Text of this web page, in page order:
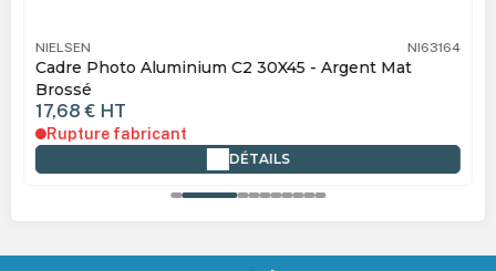
NIELSEN NI63164
Cadre Photo Aluminium C2 30X45 - Argent Mat
Brossé
17,68 € HT
Rupture fabricant
DÉTAILS